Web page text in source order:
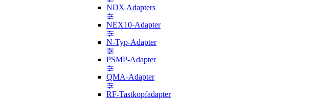
NDX Adapters
NEX10-Adapter
N-Typ-Adapter
PSMP-Adapter
QMA-Adapter
RF-Tastkopfadapter